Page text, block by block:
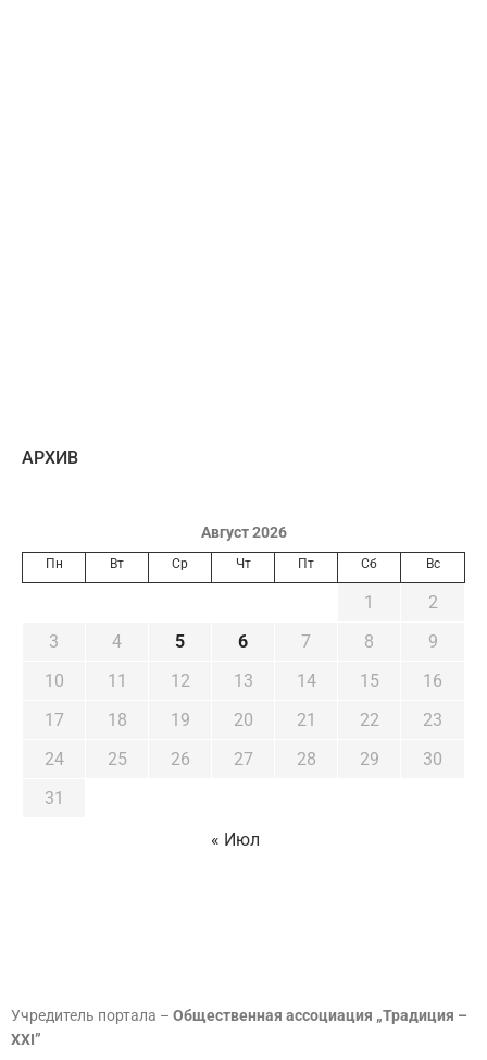
AРХИВ
Август 2026
Пн Вт Ср Чт Пт Сб Вс
1
2
3
4 5 6 7 8
9
10
11 12 13 14 15
16
17
18 19 20 21 22
23
24
25 26 27 28 29
30
31
« Июл
Учредитель портала – Общественная ассоциация „Традиция –
XXI”